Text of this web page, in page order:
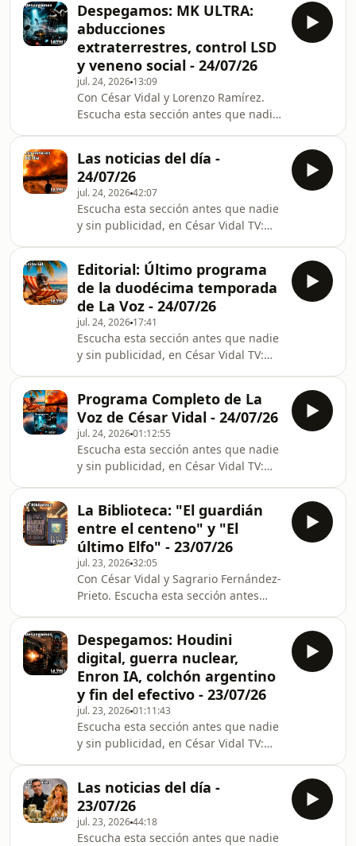
Despegamos: MK ULTRA:
abducciones
extraterrestres, control LSD
y veneno social - 24/07/26
jul. 24, 2026 13:09
Con César Vidal y Lorenzo Ramírez.
Escucha esta sección antes que nadie
https://cesarvidal.tv/programs/despegamos-
mk-ultra-abducciones-extraterrestres-
control-lsd-veneno-social-24-07-26?
category_id=282930 En este último
Despegamos de la temporada, César
Vidal y Lorenzo Ramírez despiden un
intenso curso radiofónico analizando
la actualidad marcada por los inc
Las noticias del día -
24/07/26
jul. 24, 202642:07
Escucha esta sección antes que nadie
y sin publicidad, en César Vidal TV:
noticias-del-dia-24-07-26?
category_id=282929 Las noticias del
día con César Vidal y María Durán. En
el informativo de hoy hemos tratado
los siguientes temas: - España pide
ayuda a la UE por los incendios. - Los
directivos de Plus Ultra complican a
Zapatero anular sus mensajes. - 400
Editorial: Último programa
de la duodécima temporada
de La Voz - 24/07/26
jul. 24, 2026 17:41
Escucha esta sección antes que nadie
y sin publicidad, en César Vidal TV:
temporada-la-voz-24-07-26?
category_id=282928 En el último
Editorial de la duodécima temporada
de La Voz, César Vidal hace balance
de un año marcado por la crisis
política, económica y social en
España, los conflictos internacionales
y el avance de los gran
Programa Completo de La
Voz de César Vidal - 24/07/26
jul. 24, 202601:12:55
Escucha esta sección antes que nadie
y sin publicidad, en César Vidal TV:
26?category_id=282926 Programa
completo de La Voz de César Vidal
publicado el viernes 24 de julio de
2026.
La Biblioteca: "El guardián
entre el centeno" y "El
último Elfo" - 23/07/26
jul. 23, 202632:05
Con César Vidal y Sagrario Fernández-
Prieto. Escucha esta sección antes
https://cesarvidal.tv/programs/la-
biblioteca-el-guardian-entre-el-
centeno-y-el-ultimo-elfo-23-07-26?
category_id=282966 El guardián entre
el centeno Autor: J.D. Salinger.
Editorial: Alianza Editorial. 230 págs.
Holden Caulfield tiene 17 años y
convalece en una clínica psiqu
Despegamos: Houdini
digital, guerra nuclear,
Enron IA, colchón argentino
y fin del efectivo - 23/07/26
jul. 23, 202601:11:43
Escucha esta sección antes que nadie
y sin publicidad, en César Vidal TV:
ia-colchon-argentino-fin-del-efectivo-
23-07-26?category_id=282930 En esta
edición extendida de Despegamos,
Las noticias del día -
23/07/26
jul. 23, 202644:18
Escucha esta sección antes que nadie